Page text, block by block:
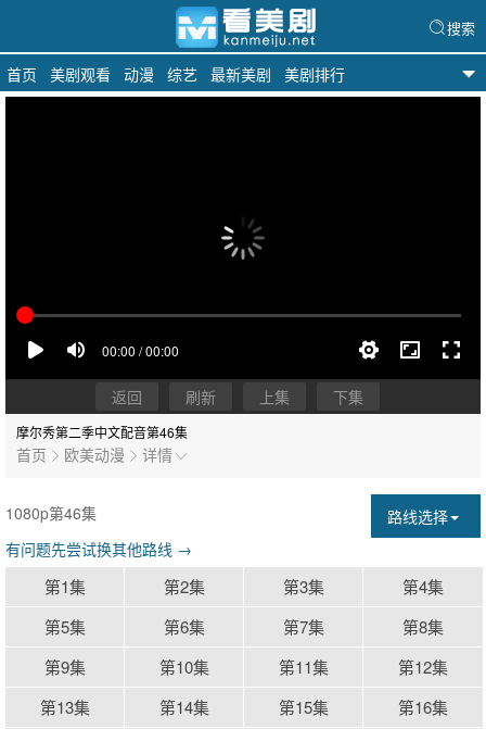
首页 美剧观看 动漫 综艺 最新美剧 美剧排行
搜索
返回 刷新 上集 下集
摩尔秀第二季中文配音第46集
首页 欧美动漫 详情
路线选择
1080p第46集
有问题先尝试换其他路线 →
第1集 第2集 第3集
第4集
第5集
第6集 第7集
第8集
第9集
第10集 第11集
第12集
第13集
第14集 第15集
第16集